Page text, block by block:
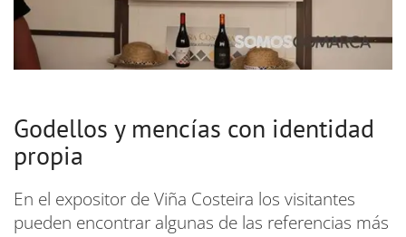
Godellos y mencías con identidad
propia
En el expositor de Viña Costeira los visitantes
pueden encontrar algunas de las referencias más